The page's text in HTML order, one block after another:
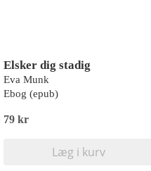
Elsker dig stadig
Eva Munk
Ebog (epub)
79 kr
Læg i kurv